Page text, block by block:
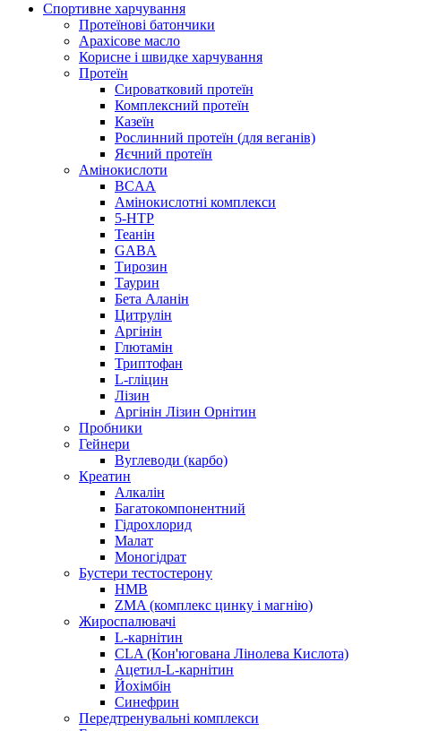
Спортивне харчування
Протеїнові батончики
Арахісове масло
Корисне і швидке харчування
Протеїн
Сироватковий протеїн
Комплексний протеїн
Казеїн
Рослинний протеїн (для веганів)
Яєчний протеїн
Амінокислоти
BCAA
Амінокислотні комплекси
5-HTP
Теанін
GABA
Тирозин
Таурин
Бета Аланін
Цитрулін
Аргінін
Глютамін
Триптофан
L-гліцин
Лізин
Аргінін Лізин Орнітин
Пробники
Гейнери
Вуглеводи (карбо)
Креатин
Алкалін
Багатокомпонентний
Гідрохлорид
Малат
Моногідрат
Бустери тестостерону
HMB
ZMA (комплекс цинку і магнію)
Жироспалювачі
L-карнітин
CLA (Кон'югована Лінолева Кислота)
Ацетил-L-карнітин
Йохімбін
Синефрин
Передтренувальні комплекси